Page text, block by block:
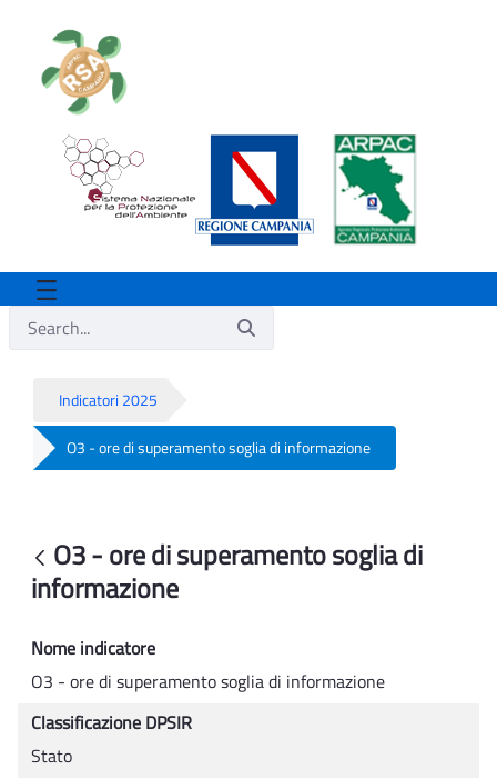
Indicatori 2025
O3 - ore di superamento soglia di informazione
Back
O3 - ore di superamento soglia di
informazione
Nome indicatore
O3 - ore di superamento soglia di informazione
Classificazione DPSIR
Stato